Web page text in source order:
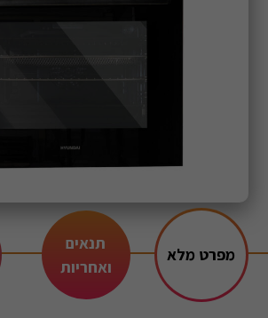
מפרט מלא
תנאים
ואחריות